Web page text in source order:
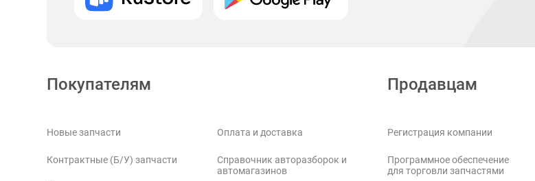
Покупателям
Новые запчасти
Контрактные (Б/У) запчасти
Оплата и доставка
Справочник авторазборок и
автомагазинов
Продавцам
Регистрация компании
Программное обеспечение
для торговли запчастями